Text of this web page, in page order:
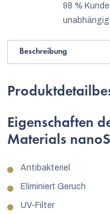
98 %
Beschreibung
Eigenschaften
Materials
Antibakteriel
Eliminiert Geruch
UV-Filter